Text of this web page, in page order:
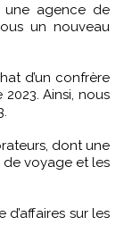
une agence de
un nouveau
d’un confrère
Ainsi, nous
dont une
voyage et les
d’affaires sur les